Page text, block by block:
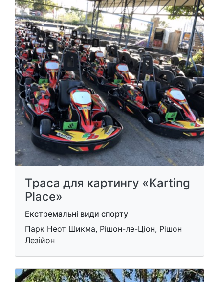
Траса для картингу «Karting
Place»
Екстремальні види спорту
Парк Неот Шикма, Рішон-ле-Ціон, Рішон
Лезійон